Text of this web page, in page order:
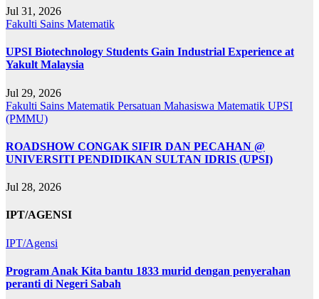
Jul 31, 2026
Fakulti Sains Matematik
UPSI Biotechnology Students Gain Industrial Experience at
Yakult Malaysia
Jul 29, 2026
Fakulti Sains Matematik Persatuan Mahasiswa Matematik UPSI
(PMMU)
ROADSHOW CONGAK SIFIR DAN PECAHAN @
UNIVERSITI PENDIDIKAN SULTAN IDRIS (UPSI)
Jul 28, 2026
IPT/AGENSI
IPT/Agensi
Program Anak Kita bantu 1833 murid dengan penyerahan
peranti di Negeri Sabah